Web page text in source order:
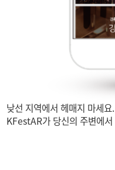
낮선 지역에서 헤매지 마세요.
KFestAR가 당신의 주변에서